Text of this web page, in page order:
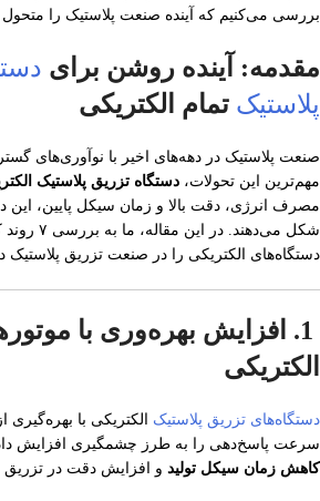
بررسی می‌کنیم که آینده صنعت پلاستیک را
مقدمه: آینده روشن برای
پلاستیک تمام الکتریکی
صنعت پلاستیک در دهه‌های اخیر با نوآوری‌های
مهم‌ترین این تحولات، دستگاه تزریق پلاستیک
مصرف انرژی، دقت بالا و زمان سیکل پایین، این
شکل
دستگاه‌های الکتریکی را در صنعت تزریق پلاستیک
1. افزایش بهره‌وری با
الکتریکی
دستگاه‌های تزریق پلاستیک الکتریکی با
سرعت پاسخ‌دهی را به طرز چشمگیری افزایش
کاهش زمان سیکل تولید و افزایش دقت در تزریق